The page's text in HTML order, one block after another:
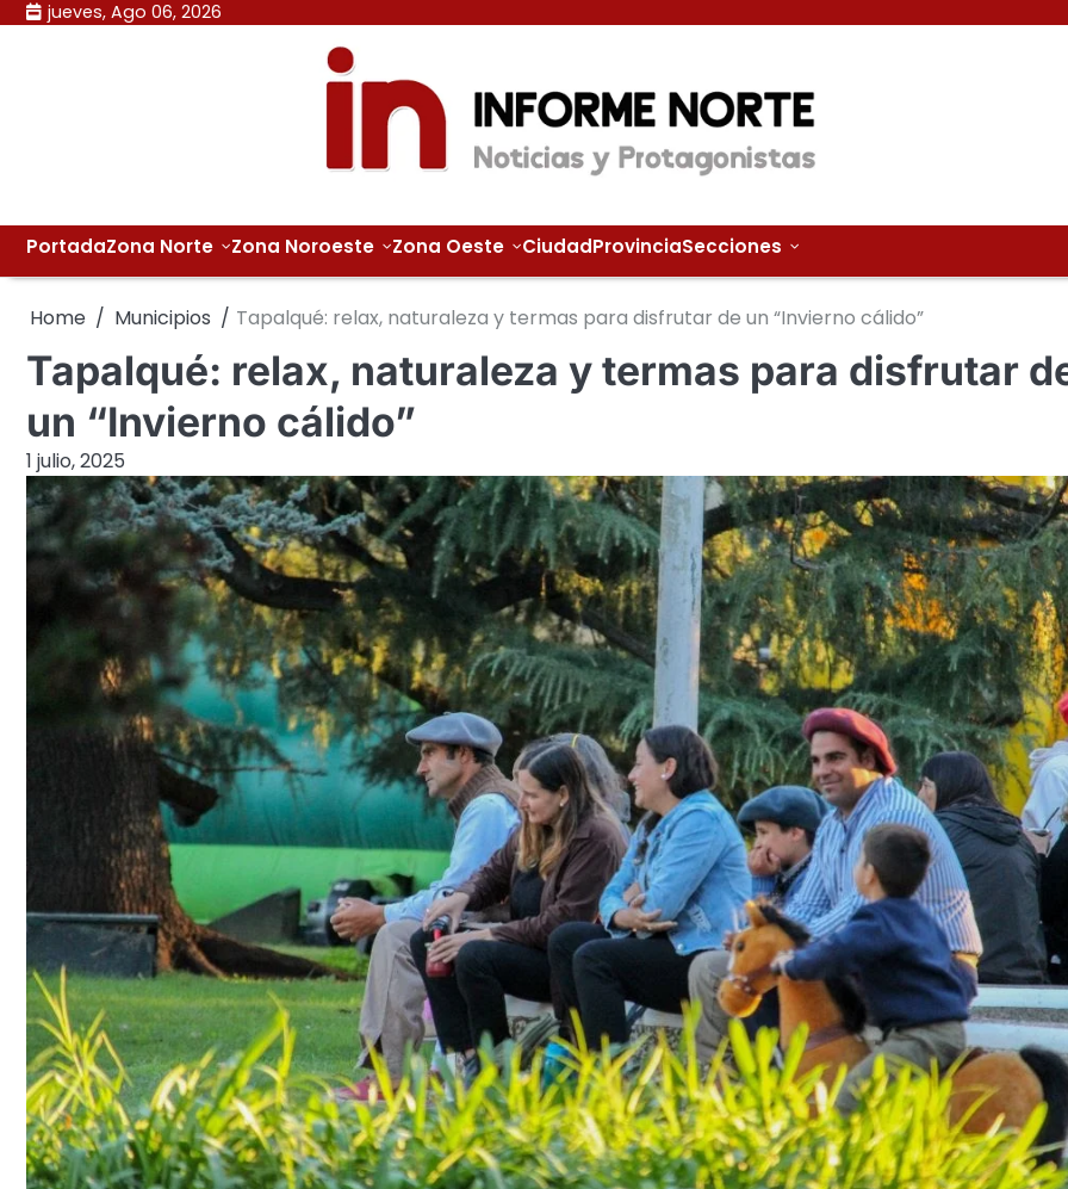
Skip jueves, Ago 06, 2026
PortadaZona Norte Zona Noroeste Zona Oeste CiudadProvinciaSecciones
Home Municipios Tapalqué: relax, naturaleza y termas para disfrutar de un “Invierno cálido”
Tapalqué: relax, naturaleza y termas para disfrutar
un “Invierno cálido”
1 julio, 2025